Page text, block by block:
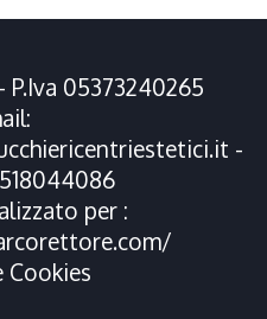
05373240265
-
per :
Cookies